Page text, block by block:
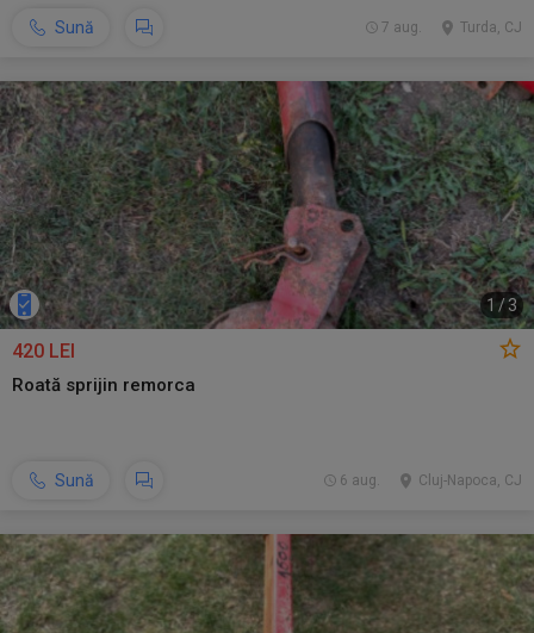
Sună Turda, CJ
7 aug.
1 /3
420 LEI
Roată sprijin remorca
Sună Cluj-Napoca, CJ
6 aug.